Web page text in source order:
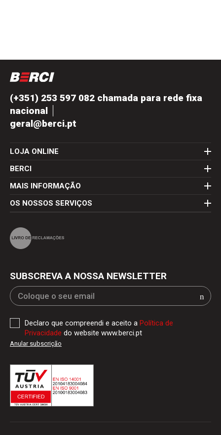
(+351) 253 597 082 chamada para rede fixa
nacional
geral@berci.pt
LOJA ONLINE
BERCI
MAIS INFORMAÇÃO
OS NOSSOS SERVIÇOS
SUBSCREVA A NOSSA NEWSLETTER
Declaro que compreendi e aceito a Política de
Privacidade do website www.berci.pt
Anular subscrição